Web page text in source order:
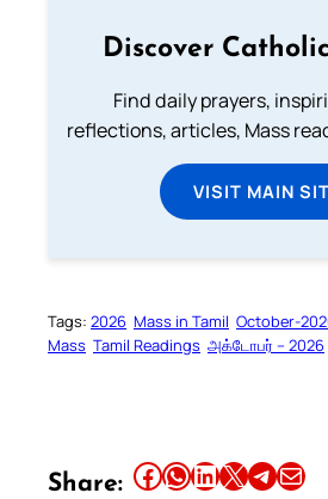
Discover
Find daily prayers,
reflections, articles, Mass
VISIT MAIN
Tags: 2026 Mass in Tamil October-
Mass Tamil Readings அக்டோபர் – 2026
Share: Share this article on Facebook Share this article on WhatsApp Share this article on LinkedIn Share this article on X Share this article on TelegramEmail this Article